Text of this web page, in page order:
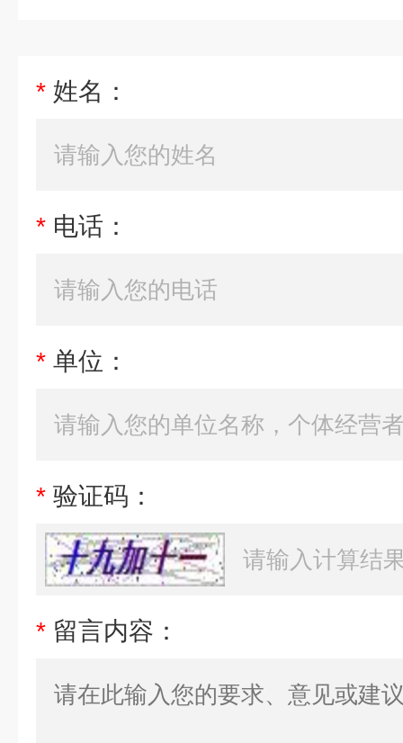
* 姓名：
* 电话：
* 单位：
* 验证码：
* 留言内容：